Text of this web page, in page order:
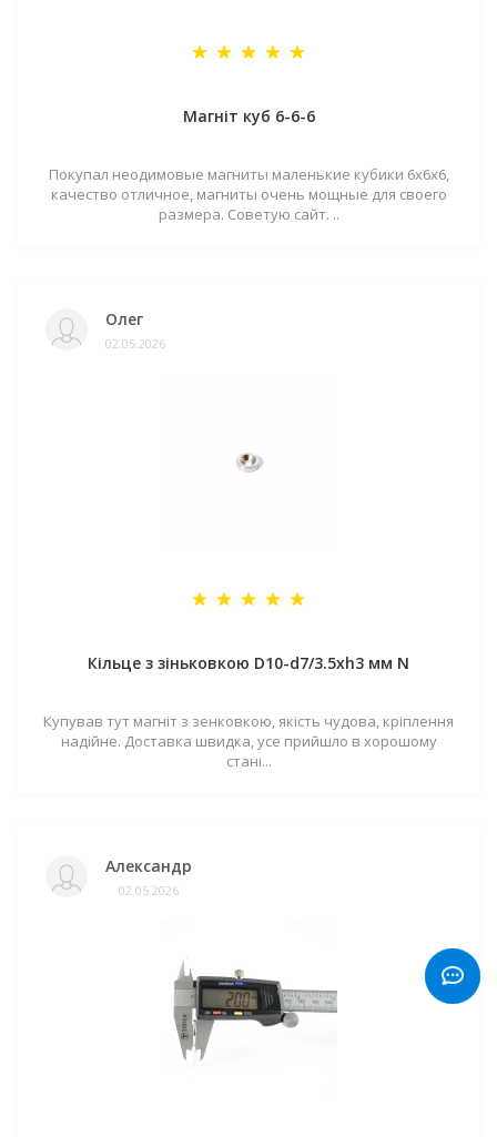
Магніт куб 6-6-6
Покупал неодимовые магниты маленькие кубики 6х6х6,
качество отличное, магниты очень мощные для своего
размера. Советую сайт. ..
Олег
02.05.2026
Кільце з зіньковкою D10-d7/3.5хh3 мм N
Купував тут магніт з зенковкою, якість чудова, кріплення
надійне. Доставка швидка, усе прийшло в хорошому
стані...
Александр
02.05.2026